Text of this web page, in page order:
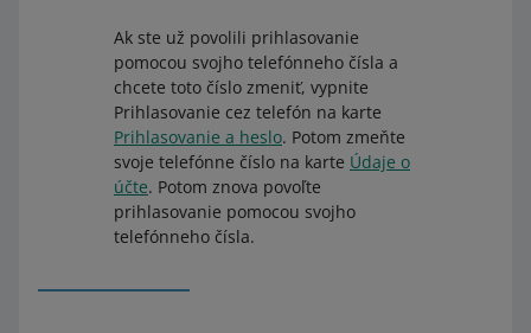
Ak ste už povolili prihlasovanie
pomocou svojho telefónneho čísla a
chcete toto číslo zmeniť, vypnite
Prihlasovanie cez telefón na karte
Prihlasovanie a heslo. Potom zmeňte
svoje telefónne číslo na karte Údaje o
účte. Potom znova povoľte
prihlasovanie pomocou svojho
telefónneho čísla.